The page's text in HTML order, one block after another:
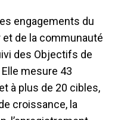
engagements du
de la communauté
des Objectifs de
mesure 43
à plus de 20 cibles,
croissance, la